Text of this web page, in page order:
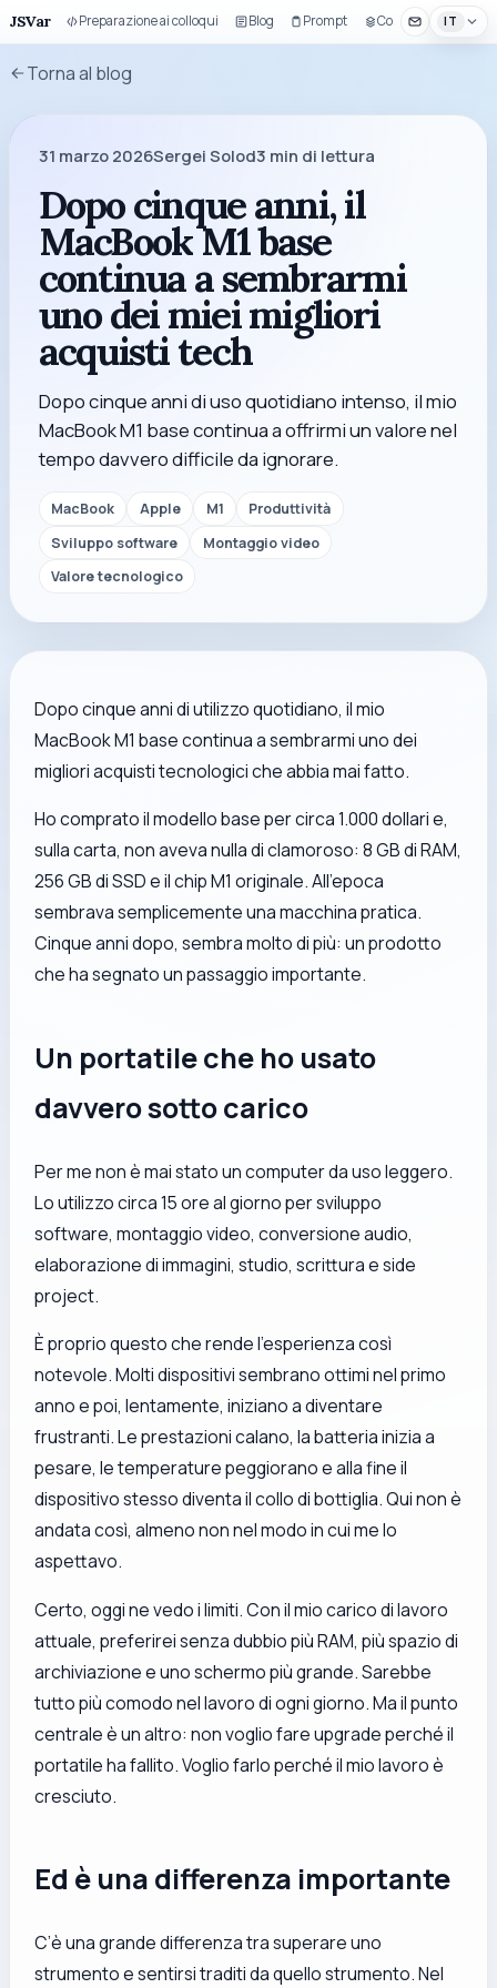
JSVar Preparazione ai colloqui Blog Prompt Componenti UI
IT
Torna al blog
31 marzo 2026Sergei Solod3 min di lettura
Dopo cinque anni, il
MacBook M1 base
continua a sembrarmi
uno dei miei migliori
acquisti tech
Dopo cinque anni di uso quotidiano intenso, il mio
MacBook M1 base continua a offrirmi un valore nel
tempo davvero difficile da ignorare.
MacBook Apple M1
Produttività
Sviluppo software
Montaggio video
Valore tecnologico
Dopo cinque anni di utilizzo quotidiano, il mio
MacBook M1 base continua a sembrarmi uno dei
migliori acquisti tecnologici che abbia mai fatto.
Ho comprato il modello base per circa 1.000 dollari e,
sulla carta, non aveva nulla di clamoroso: 8 GB di RAM,
256 GB di SSD e il chip M1 originale. All’epoca
sembrava semplicemente una macchina pratica.
Cinque anni dopo, sembra molto di più: un prodotto
che ha segnato un passaggio importante.
Un portatile che ho usato
davvero sotto carico
Per me non è mai stato un computer da uso leggero.
Lo utilizzo circa 15 ore al giorno per sviluppo
software, montaggio video, conversione audio,
elaborazione di immagini, studio, scrittura e side
project.
È proprio questo che rende l’esperienza così
notevole. Molti dispositivi sembrano ottimi nel primo
anno e poi, lentamente, iniziano a diventare
frustranti. Le prestazioni calano, la batteria inizia a
pesare, le temperature peggiorano e alla fine il
dispositivo stesso diventa il collo di bottiglia. Qui non è
andata così, almeno non nel modo in cui me lo
aspettavo.
Certo, oggi ne vedo i limiti. Con il mio carico di lavoro
attuale, preferirei senza dubbio più RAM, più spazio di
archiviazione e uno schermo più grande. Sarebbe
tutto più comodo nel lavoro di ogni giorno. Ma il punto
centrale è un altro: non voglio fare upgrade perché il
portatile ha fallito. Voglio farlo perché il mio lavoro è
cresciuto.
Ed è una differenza importante
C’è una grande differenza tra superare uno
strumento e sentirsi traditi da quello strumento. Nel